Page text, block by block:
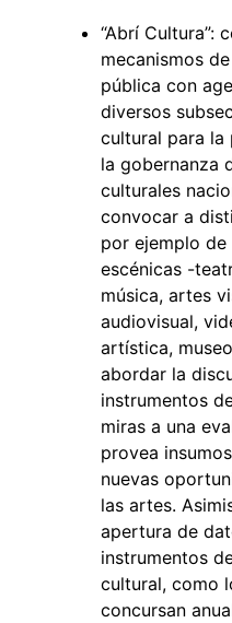
“Abrí Cultura”:
mecanismos
pública con
diversos
cultural para
la gobernanza
culturales
convocar a
por ejemplo
escénicas -
música, artes
audiovisual,
artística,
abordar la
instrumentos
miras a una
provea
nuevas
las artes.
apertura de
instrumentos
cultural, como
concursan